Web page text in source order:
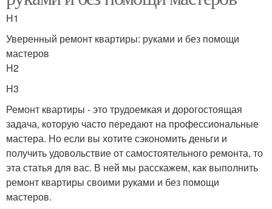
H1
Уверенный ремонт квартиры: руками и без помощи
мастеров
H2
H3
Ремонт квартиры - это трудоемкая и дорогостоящая
задача, которую часто передают на профессиональные
мастера. Но если вы хотите сэкономить деньги и
получить удовольствие от самостоятельного ремонта, то
эта статья для вас. В ней мы расскажем, как выполнить
ремонт квартиры своими руками и без помощи
мастеров.